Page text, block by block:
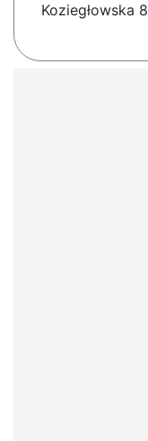
Koziegłowska 8